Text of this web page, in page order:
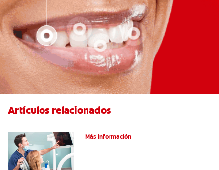
Artículos relacionados
Más información